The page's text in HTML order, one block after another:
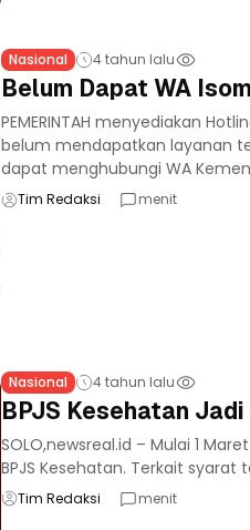
Nasional 4 tahun lalu
Belum Dapat WA
PEMERINTAH menyediakan
belum mendapatkan layanan
dapat menghubungi WA
Tim Redaksi menit
Nasional 4 tahun lalu
BPJS Kesehatan
SOLO,newsreal.id – Mulai 1
BPJS Kesehatan. Terkait syarat
Tim Redaksi menit